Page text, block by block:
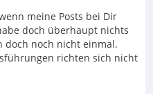
meine Posts bei Dir
doch überhaupt nichts
doch noch nicht einmal.
richten sich nicht